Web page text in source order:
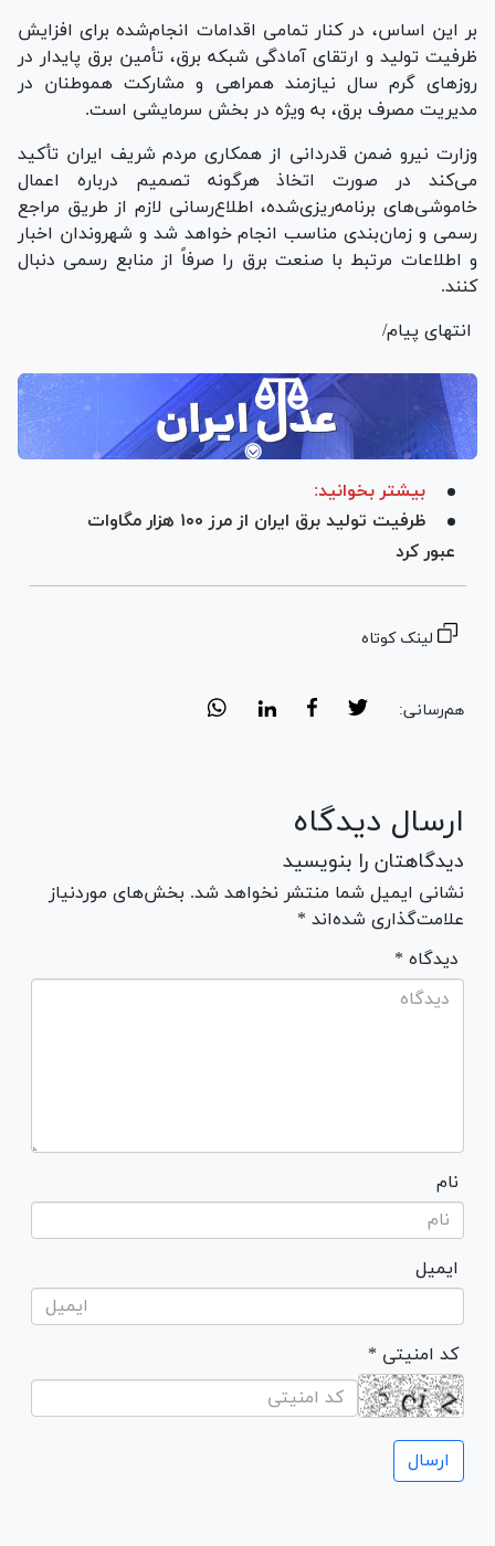
بر این اساس، در کنار تمامی اقدامات انجام‌شده برای افزایش
ظرفیت تولید و ارتقای آمادگی شبکه برق، تأمین برق پایدار در
روز‌های گرم سال نیازمند همراهی و مشارکت هموطنان در
مدیریت مصرف برق، به ویژه در بخش سرمایشی است.
وزارت نیرو ضمن قدردانی از همکاری مردم شریف ایران تأکید
می‌کند در صورت اتخاذ هرگونه تصمیم درباره اعمال
خاموشی‌های برنامه‌ریزی‌شده، اطلاع‌رسانی لازم از طریق مراجع
رسمی و زمان‌بندی مناسب انجام خواهد شد و شهروندان اخبار
و اطلاعات مرتبط با صنعت برق را صرفاً از منابع رسمی دنبال
کنند.
انتهای پیام/
بیشتر بخوانید:
ظرفیت تولید برق ایران از مرز ۱۰۰ هزار مگاوات
عبور کرد
لینک کوتاه
هم‌رسانی:
ارسال دیدگاه
دیدگاهتان را بنویسید
نشانی ایمیل شما منتشر نخواهد شد. بخش‌های موردنیاز
علامت‌گذاری شده‌اند *
* دیدگاه
نام
ایمیل
* کد امنیتی